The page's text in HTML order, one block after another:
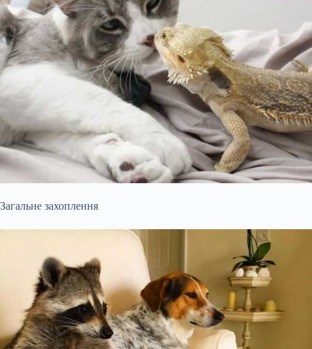
Загальне захоплення